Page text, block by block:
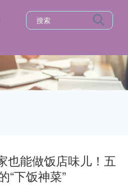
也能做饭店味儿！五
“下饭神菜”